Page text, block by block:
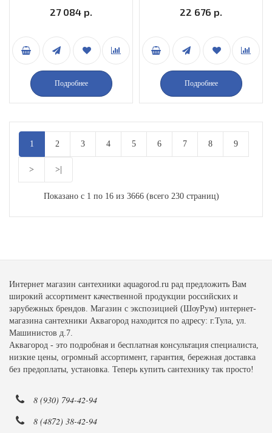
матовое стекло профиль
27 084 р.
Подробнее
прозрачное стекло
35100208-14
22 676 р.
Подробнее
1 2 3 4 5 6 7 8 9
> >|
Показано с 1 по 16 из 3666 (всего 230 страниц)
Интернет магазин сантехники aquagorod.ru рад предложить Вам
широкий ассортимент качественной продукции российских и
зарубежных брендов. Магазин с экспозицией (ШоуРум) интернет-
магазина сантехники Аквагород находится по адресу: г.Тула, ул.
Машинистов д.7.
Аквагород - это подробная и бесплатная консультация специалиста,
низкие цены, огромный ассортимент, гарантия, бережная доставка
без предоплаты, установка. Теперь купить сантехнику так просто!
8 (930) 794-42-94
8 (4872) 38-42-94